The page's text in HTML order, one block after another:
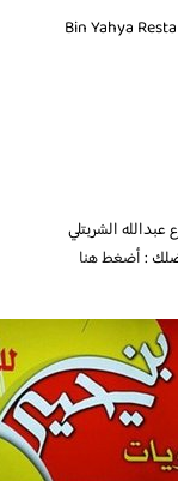
الشربتلي
:أضغط هنا